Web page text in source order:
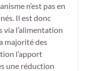
n’est pas en
Il est donc
via l’alimentation
majorité des
l’apport
une réduction